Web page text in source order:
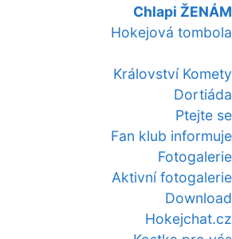
Chlapi ŽENÁM
Hokejová tombola
Království Komety
Dortiáda
Ptejte se
Fan klub informuje
Fotogalerie
Aktivní fotogalerie
Download
Hokejchat.cz